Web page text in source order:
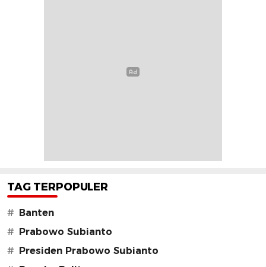
TAG TERPOPULER
# Banten
# Prabowo Subianto
# Presiden Prabowo Subianto